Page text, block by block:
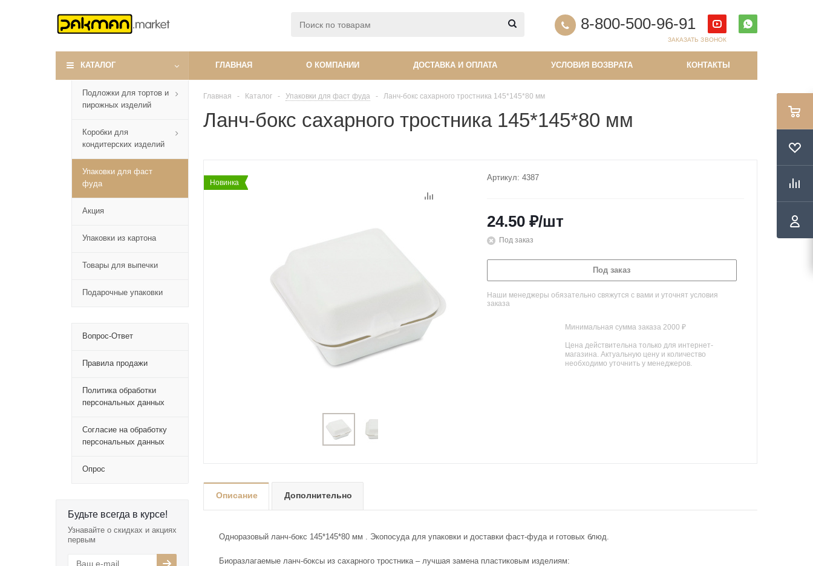
8-800-500-96-91
ЗАКАЗАТЬ ЗВОНОК
КАТАЛОГ ГЛАВНАЯ О КОМПАНИИ ДОСТАВКА И ОПЛАТА УСЛОВИЯ ВОЗВРАТА КОНТАКТЫ
Подложки для тортов и
пирожных изделий
Коробки для
кондитерских изделий
Упаковки для фаст
фуда
Акция
Упаковки из картона
Товары для выпечки
Подарочные упаковки
Вопрос-Ответ
Правила продажи
Политика обработки
персональных данных
Согласие на обработку
персональных данных
Опрос
Будьте всегда в курсе!
Узнавайте о скидках и акциях
первым
Главная - Каталог - Упаковки для фаст фуда - Ланч-бокс сахарного тростника 145*145*80 мм
Ланч-бокс сахарного тростника 145*145*80 мм
Новинка
Артикул: 4387
24.50 ₽/шт
Под заказ
Под заказ
Наши менеджеры обязательно свяжутся с вами и уточнят условия
заказа
Минимальная сумма заказа 2000 ₽
Цена действительна только для интернет-
магазина. Актуальную цену и количество
необходимо уточнить у менеджеров.
Описание Дополнительно
Одноразовый ланч-бокс 145*145*80 мм . Экопосуда для упаковки и доставки фаст-фуда и готовых блюд.
Биоразлагаемые ланч-боксы из сахарного тростника – лучшая замена пластиковым изделиям: